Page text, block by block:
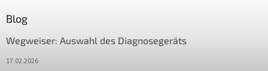
Blog
Wegweiser: Auswahl des Diagnosegeräts
17.02.2026